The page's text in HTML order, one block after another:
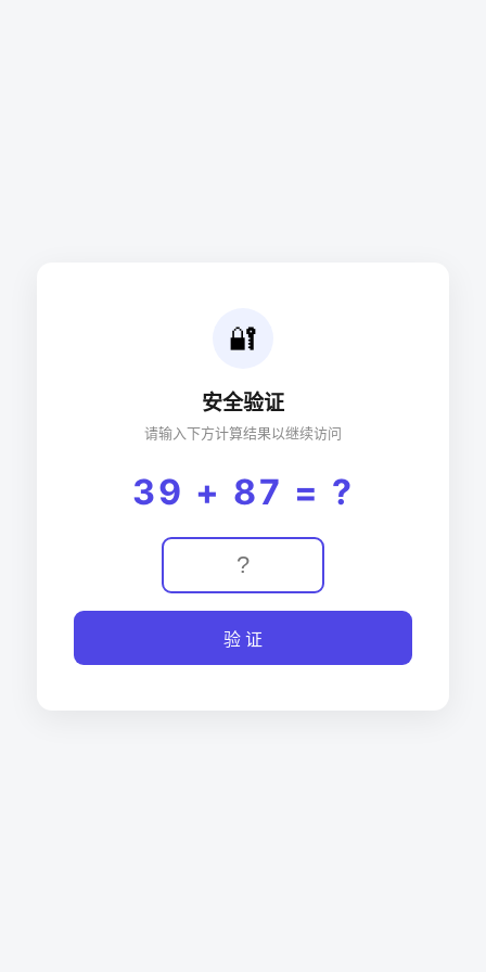
🔐
安全验证
请输入下方计算结果以继续访问
39 + 87 = ?
验 证